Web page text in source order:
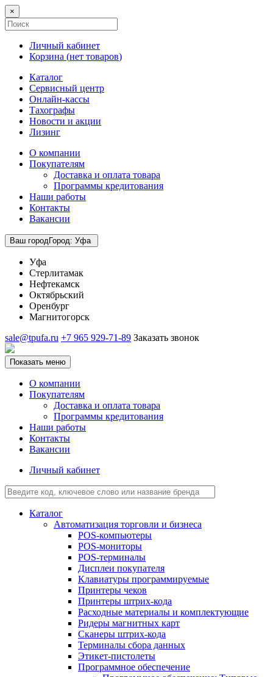
×
Личный кабинет
Корзина (нет товаров)
Каталог
Сервисный центр
Онлайн-кассы
Тахографы
Новости и акции
Лизинг
О компании
Покупателям
Доставка и оплата товара
Программы кредитования
Наши работы
Контакты
Вакансии
Ваш городГород: Уфа
Уфа
Стерлитамак
Нефтекамск
Октябрьский
Оренбург
Магнитогорск
sale@tpufa.ru +7 965 929-71-89 Заказать звонок
Показать меню
О компании
Покупателям
Доставка и оплата товара
Программы кредитования
Наши работы
Контакты
Вакансии
Личный кабинет
Каталог
Автоматизация торговли и бизнеса
POS-компьютеры
POS-мониторы
POS-терминалы
Дисплеи покупателя
Клавиатуры программируемые
Принтеры чеков
Принтеры штрих-кода
Расходные материалы и комплектующие
Ридеры магнитных карт
Сканеры штрих-кода
Терминалы сбора данных
Этикет-пистолеты
Программное обеспечение